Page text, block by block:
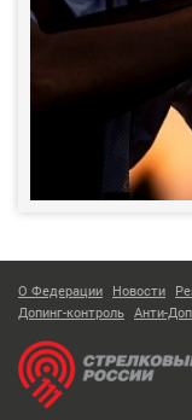
О Федерации Новости
Допинг-контроль Анти-